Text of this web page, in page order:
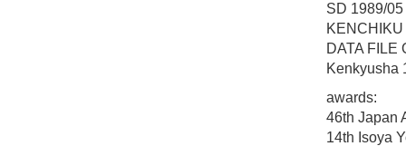
SD 1989/05
DATA FILE
Kenkyusha
awards:
46th Japan
14th Isoya